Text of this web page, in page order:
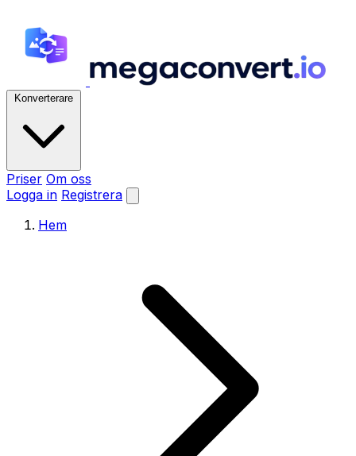
Konverterare
Priser Om oss
Logga in Registrera
Hem